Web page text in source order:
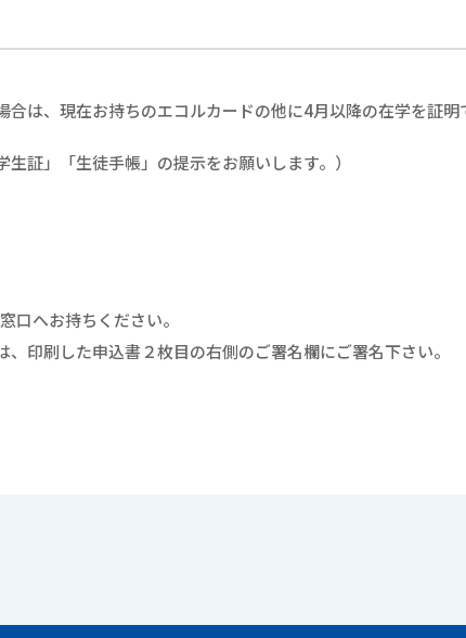
は、現在お持ちのエコルカードの他に4月以降の在学を証明
証」「生徒手帳」の提示をお願いします。）
口へお持ちください。
印刷した申込書２枚目の右側のご署名欄にご署名下さい。